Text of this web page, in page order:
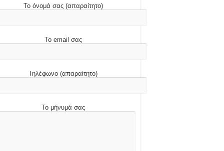
Το όνομά σας (απαραίτητο)
Το email σας
Τηλέφωνο (απαραίτητο)
Το μήνυμά σας